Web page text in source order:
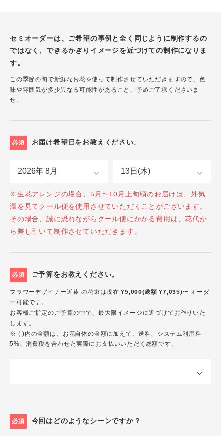
セミオーダーは、ご希望の事例と全く同じように制作するの
ではなく、できるかぎりイメージを近づけての制作になりま
す。
この季節の旬で新鮮なお花を使って制作させていただきますので、色
味や雰囲気が多少異なる可能性があること、予めご了承くださいま
せ。
必須 お届け希望日をお教えください。
※生花アレンジの場合、5月〜10月上旬頃のお届けは、外気
温を見てクール便を使用させていただくことがございます。
その場合、誠に恐れながらクール便にかかる費用は、花代か
ら差し引いて制作させていただきます。
必須 ご予算をお教えください。
フラワーデザイナー近藤 の花束は現在¥5,000(総額 ¥7,035)〜 オーダ
ー可能です。
お客様ご指定のご予算の中で、最大限イメージに近づけてお作りいた
します。
※ ( )内の金額は、お花自体の金額に加えて、送料、システム利用料
5%、消費税を合わせた実際にお支払いいただく総額です。
必須 今回はどのようなシーンですか？